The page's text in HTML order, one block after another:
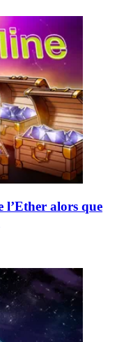
l’Ether alors que